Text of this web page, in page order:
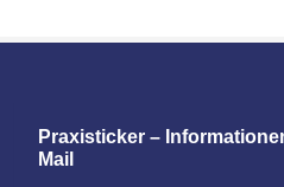
Praxisticker –
Mail